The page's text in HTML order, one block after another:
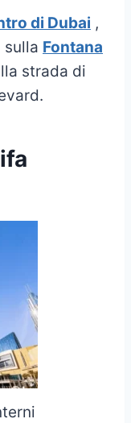
di Dubai ,
sulla Fontana
strada di